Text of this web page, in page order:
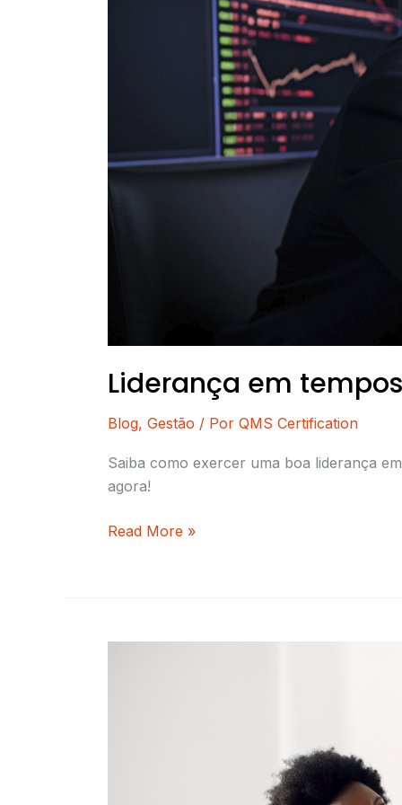
Liderança em
Blog, Gestão / Por QMS Certification
Saiba como exercer uma boa liderança
agora!
Read More »